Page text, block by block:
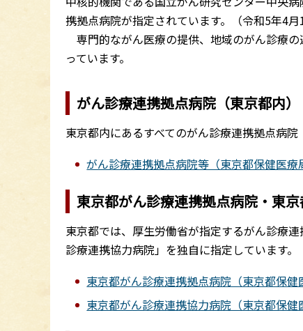
携拠点病院が指定されています。（令和5年4
専門的ながん医療の提供、地域のがん診療
っています。
がん診療連携拠点病院（東京都内）
東京都内にあるすべてのがん診療連携拠点病院
がん診療連携拠点病院等（東京都保健医療
東京都がん診療連携拠点病院・東
東京都では、厚生労働省が指定するがん診療
診療連携協力病院」を独自に指定しています。
東京都がん診療連携拠点病院（東京都保健
東京都がん診療連携協力病院（東京都保健